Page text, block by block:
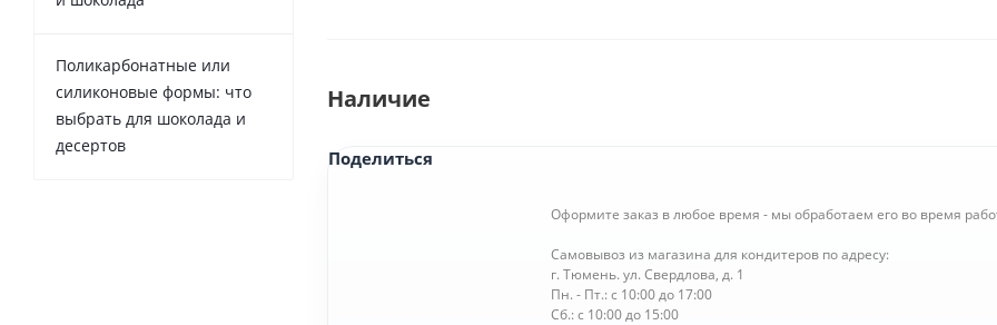
Наличие
Поделиться
Оформите заказ в любое время - мы обработаем его во время
Самовывоз из магазина для кондитеров по адресу:
г. Тюмень. ул. Свердлова, д. 1
Пн. - Пт.: с 10:00 до 17:00
Сб.: с 10:00 до 15:00
Поликарбонатные или
силиконовые формы: что
выбрать для шоколада и
десертов